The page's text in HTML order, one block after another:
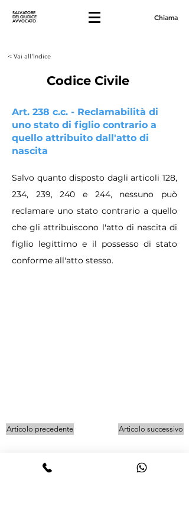
SALVATORE
DELGIUDICE
AVVOCATO Chiama
< Vai all'Indice
Codice Civile
Art. 238 c.c. - Reclamabilità di
uno stato di figlio contrario a
quello attribuito dall'atto di
nascita
Salvo quanto disposto dagli articoli 128,
234, 239, 240 e 244, nessuno può
reclamare uno stato contrario a quello
che gli attribuiscono l'atto di nascita di
figlio legittimo e il possesso di stato
conforme all'atto stesso.
Articolo precedente Articolo successivo